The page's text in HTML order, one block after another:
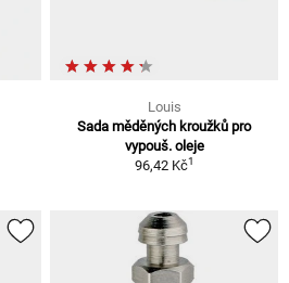
Louis
Sada měděných kroužků pro
vypouš. oleje
96,42 Kč1